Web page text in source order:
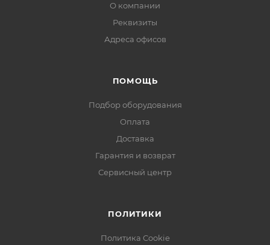
О компании
Реквизиты
Адреса офисов
ПОМОЩЬ
Подбор оборудования
Оплата
Доставка
Гарантия и возврат
Сервисный центр
ПОЛИТИКИ
Политика Cookie